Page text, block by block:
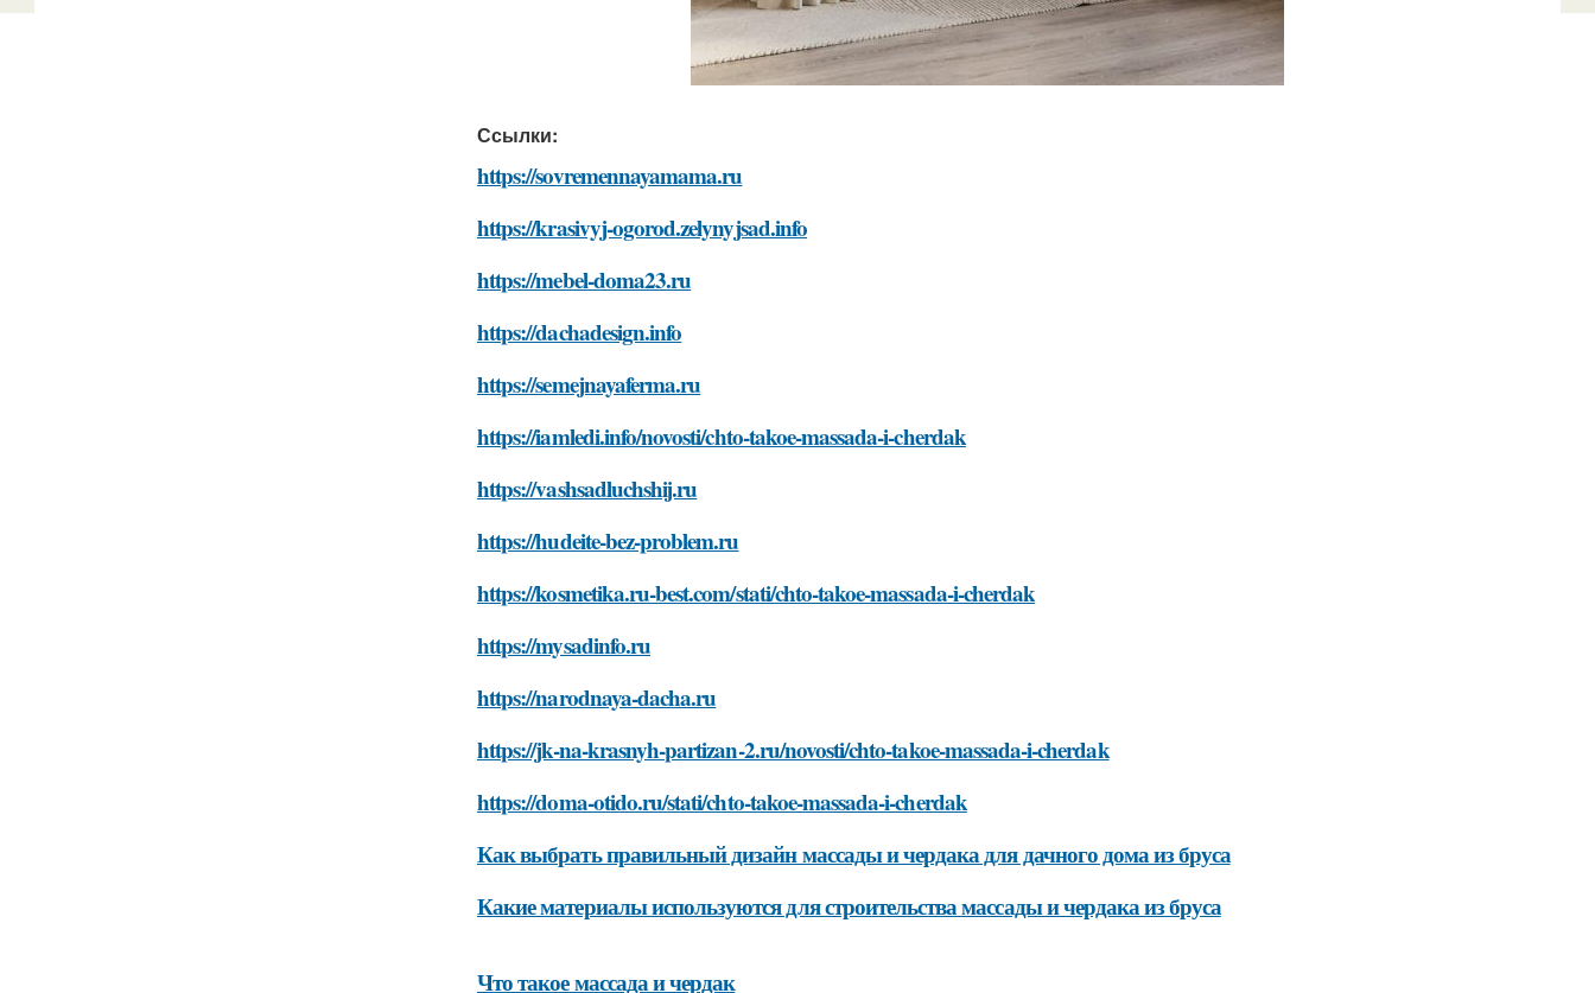
Ссылки:
https://sovremennayamama.ru
https://krasivyj-ogorod.zelynyjsad.info
https://mebel-doma23.ru
https://dachadesign.info
https://semejnayaferma.ru
https://iamledi.info/novosti/chto-takoe-massada-i-cherdak
https://vashsadluchshij.ru
https://hudeite-bez-problem.ru
https://kosmetika.ru-best.com/stati/chto-takoe-massada-i-cherdak
https://mysadinfo.ru
https://narodnaya-dacha.ru
https://jk-na-krasnyh-partizan-2.ru/novosti/chto-takoe-massada-i-cherdak
https://doma-otido.ru/stati/chto-takoe-massada-i-cherdak
Как выбрать правильный дизайн массады и чердака для дачного дома из бруса
Какие материалы используются для строительства массады и чердака из бруса
Что такое массада и чердак